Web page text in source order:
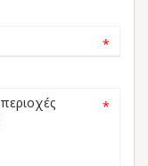
*
*